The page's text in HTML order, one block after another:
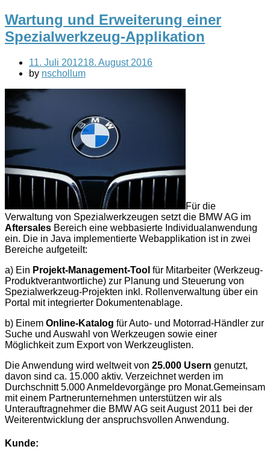
Wartung und Erweiterung einer
Spezialwerkzeug-Applikation
11. Juli 201218. August 2016
by nschollum
Für die
Verwaltung von Spezialwerkzeugen setzt die BMW AG im
Aftersales Bereich eine webbasierte Individualanwendung
ein. Die in Java implementierte Webapplikation ist in zwei
Bereiche aufgeteilt:
a) Ein Projekt-Management-Tool für Mitarbeiter (Werkzeug-
Produktverantwortliche) zur Planung und Steuerung von
Spezialwerkzeug-Projekten inkl. Rollenverwaltung über ein
Portal mit integrierter Dokumentenablage.
b) Einem Online-Katalog für Auto- und Motorrad-Händler zur
Suche und Auswahl von Werkzeugen sowie einer
Möglichkeit zum Export von Werkzeuglisten.
Die Anwendung wird weltweit von 25.000 Usern genutzt,
davon sind ca. 15.000 aktiv. Verzeichnet werden im
Durchschnitt 5.000 Anmeldevorgänge pro Monat.Gemeinsam
mit einem Partnerunternehmen unterstützen wir als
Unterauftragnehmer die BMW AG seit August 2011 bei der
Weiterentwicklung der anspruchsvollen Anwendung.
Kunde: